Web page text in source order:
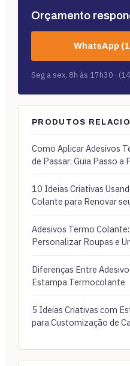
Orçamento
WhatsApp
Seg a sex, 8h às 17h30 ·
PRODUTOS
Como Aplicar Adesivos
de Passar: Guia Passo a
10 Ideias Criativas
Colante para Renovar
Adesivos Termo
Personalizar Roupas e
Diferenças Entre
Estampa Termocolante
5 Ideias Criativas com
para Customização de